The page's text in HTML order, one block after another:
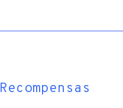
Recompensas